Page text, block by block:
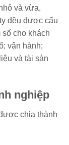
và vừa,
đều được cấu
số cho khách
vận hành;
và tài sản
nghiệp
chia thành